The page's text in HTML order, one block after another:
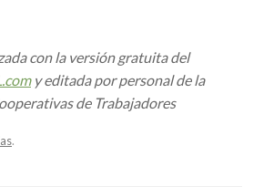
con la versión gratuita del
y editada por personal de la
de Trabajadores
.